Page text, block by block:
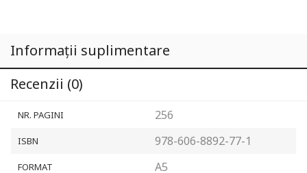
Informații suplimentare
Recenzii (0)
NR. PAGINI 256
ISBN 978-606-8892-77-1
FORMAT A5